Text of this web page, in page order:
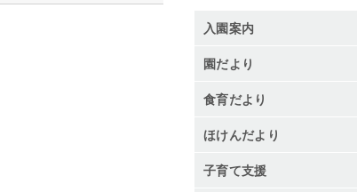
入園案内
園だより
食育だより
ほけんだより
子育て支援